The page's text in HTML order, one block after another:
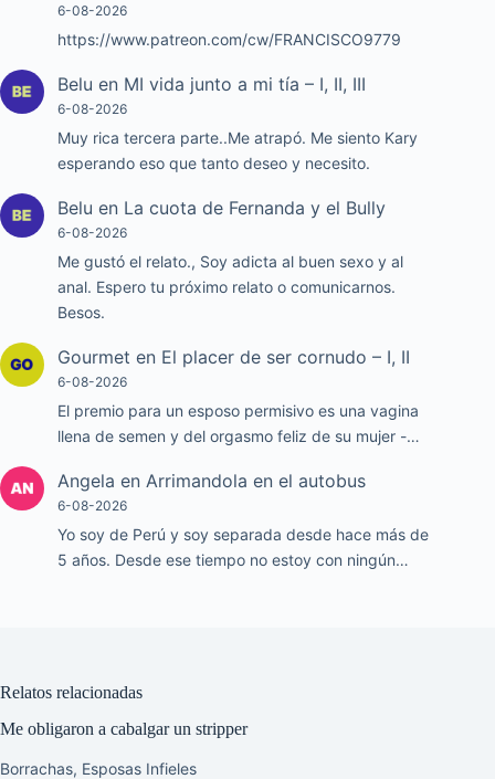
6-08-2026
https://www.patreon.com/cw/FRANCISCO9779
Belu en MI vida junto a mi tía – I, II, III
6-08-2026
Muy rica tercera parte..Me atrapó. Me siento Kary
esperando eso que tanto deseo y necesito.
Belu en La cuota de Fernanda y el Bully
6-08-2026
Me gustó el relato., Soy adicta al buen sexo y al
anal. Espero tu próximo relato o comunicarnos.
Besos.
Gourmet en El placer de ser cornudo – I, II
6-08-2026
El premio para un esposo permisivo es una vagina
llena de semen y del orgasmo feliz de su mujer -…
Angela en Arrimandola en el autobus
6-08-2026
Yo soy de Perú y soy separada desde hace más de
5 años. Desde ese tiempo no estoy con ningún…
Relatos relacionadas
Me obligaron a cabalgar un stripper
Borrachas, Esposas Infieles